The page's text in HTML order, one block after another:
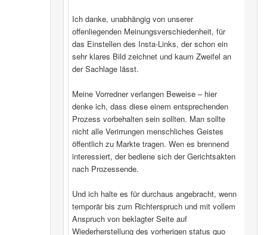
Ich danke, unabhängig von unserer
offenliegenden Meinungsverschiedenheit, für
das Einstellen des Insta-Links, der schon ein
sehr klares Bild zeichnet und kaum Zweifel an
der Sachlage lässt.
Meine Vorredner verlangen Beweise – hier
denke ich, dass diese einem entsprechenden
Prozess vorbehalten sein sollten. Man sollte
nicht alle Verirrungen menschliches Geistes
öffentlich zu Markte tragen. Wen es brennend
interessiert, der bediene sich der Gerichtsakten
nach Prozessende.
Und ich halte es für durchaus angebracht, wenn
temporär bis zum Richterspruch und mit vollem
Anspruch von beklagter Seite auf
Wiederherstellung des vorherigen status quo